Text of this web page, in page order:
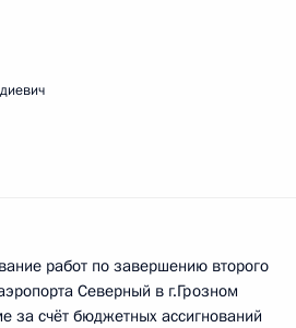
работ по завершению второго
Северный в г.Грозном
за счёт бюджетных ассигнований